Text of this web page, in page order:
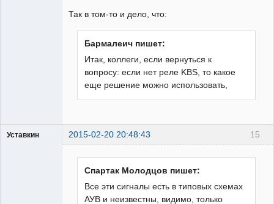
Так в том-то и дело, что:
Бармалеич пишет:
Итак, коллеги, если вернуться к
вопросу: если нет реле KBS, то какое
еще решение можно использовать,
15
Уставкин 2015-02-20 20:48:43
Спартак Молодцов пишет:
Все эти сигналы есть в типовых схемах
АУВ и неизвестны, видимо, только